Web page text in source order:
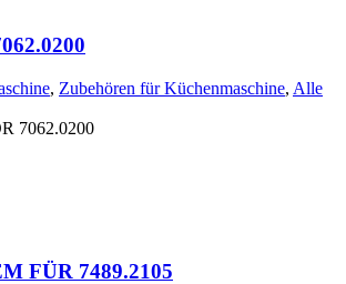
, Zubehören für Küchenmaschine, Alle
7062.0200
FÜR 7489.2105